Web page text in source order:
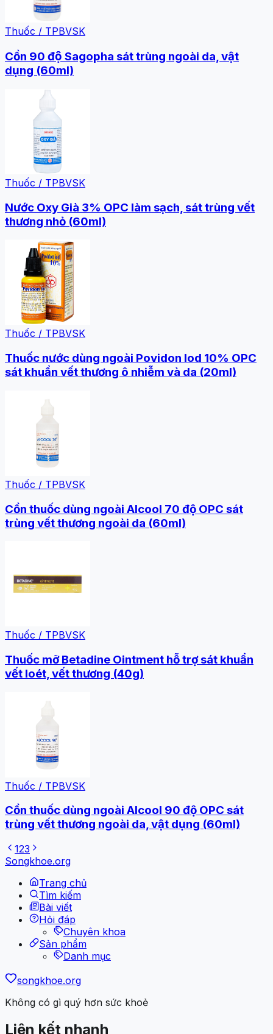
Thuốc / TPBVSK
Cồn 90 độ Sagopha sát trùng ngoài da, vật
dụng (60ml)
Thuốc / TPBVSK
Nước Oxy Già 3% OPC làm sạch, sát trùng vết
thương nhỏ (60ml)
Thuốc / TPBVSK
Thuốc nước dùng ngoài Povidon Iod 10% OPC
sát khuẩn vết thương ô nhiễm và da (20ml)
Thuốc / TPBVSK
Cồn thuốc dùng ngoài Alcool 70 độ OPC sát
trùng vết thương ngoài da (60ml)
Thuốc / TPBVSK
Thuốc mỡ Betadine Ointment hỗ trợ sát khuẩn
vết loét, vết thương (40g)
Thuốc / TPBVSK
Cồn thuốc dùng ngoài Alcool 90 độ OPC sát
trùng vết thương ngoài da, vật dụng (60ml)
123
Songkhoe.org
Trang chủ
Tìm kiếm
Bài viết
Hỏi đáp
Chuyên khoa
Sản phẩm
Danh mục
songkhoe.org
Không có gì quý hơn sức khoẻ
Liên kết nhanh